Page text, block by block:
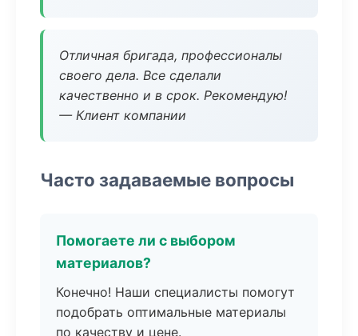
Отличная бригада, профессионалы
своего дела. Все сделали
качественно и в срок. Рекомендую!
— Клиент компании
Часто задаваемые вопросы
Помогаете ли с выбором
материалов?
Конечно! Наши специалисты помогут
подобрать оптимальные материалы
по качеству и цене.